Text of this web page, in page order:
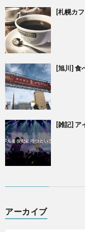
[札幌カ
[旭川] 食
[雑記] ア
アーカイブ